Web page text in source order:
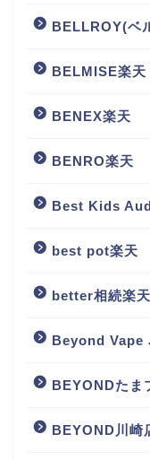
BELLROY(ベ
BELMISE楽天
BENEX楽天
BENRO楽天
Best Kids
best pot楽天
better相続楽天
Beyond Vape
BEYONDたま
BEYOND川崎